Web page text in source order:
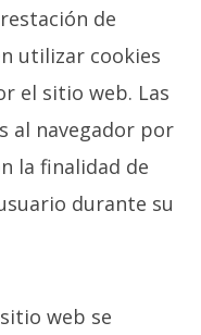
de
utilizar cookies
el sitio web. Las
al navegador por
la finalidad de
durante su
web se